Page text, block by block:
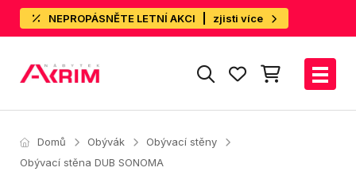
NEPROPÁSNĚTE LETNÍ AKCI zjisti více
Domů Obývák
Obývací stěny
Obývací stěna DUB SONOMA